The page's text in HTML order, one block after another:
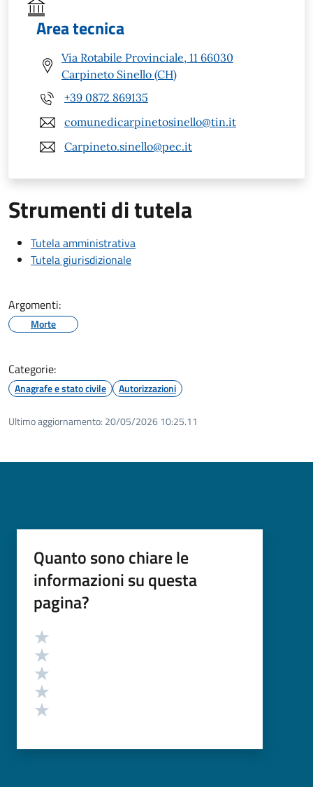
Area tecnica
Via Rotabile Provinciale, 11 66030
Carpineto Sinello (CH)
+39 0872 869135
comunedicarpinetosinello@tin.it
Carpineto.sinello@pec.it
Strumenti di tutela
Tutela amministrativa
Tutela giurisdizionale
Argomenti:
Morte
Categorie:
Anagrafe e stato civile Autorizzazioni
Ultimo aggiornamento: 20/05/2026 10:25.11
Quanto sono chiare le
informazioni su questa
pagina?
Valutazione